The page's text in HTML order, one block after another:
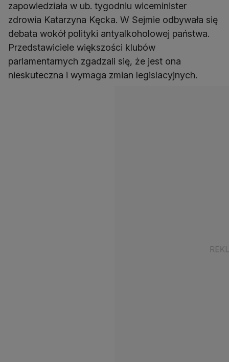
zapowiedziała w ub. tygodniu wiceminister
zdrowia Katarzyna Kęcka. W Sejmie odbywała się
debata wokół polityki antyalkoholowej państwa.
Przedstawiciele większości klubów
parlamentarnych zgadzali się, że jest ona
nieskuteczna i wymaga zmian legislacyjnych.